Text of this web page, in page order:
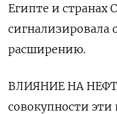
Египте и странах
сигнализировала
расширению.
ВЛИЯНИЕ НА
совокупности